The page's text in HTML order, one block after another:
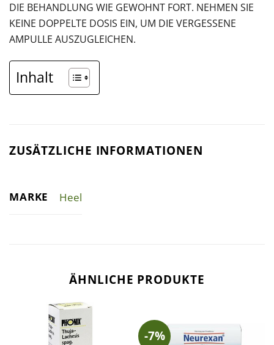
DIE BEHANDLUNG WIE GEWOHNT FORT. NEHMEN SIE
KEINE DOPPELTE DOSIS EIN, UM DIE VERGESSENE
AMPULLE AUSZUGLEICHEN.
Inhalt
ZUSÄTZLICHE INFORMATIONEN
MARKE Heel
ÄHNLICHE PRODUKTE
-7%